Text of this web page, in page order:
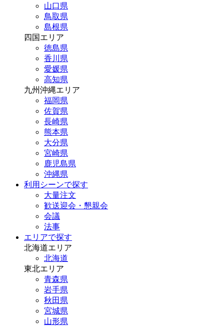
山口県
鳥取県
島根県
四国エリア
徳島県
香川県
愛媛県
高知県
九州沖縄エリア
福岡県
佐賀県
長崎県
熊本県
大分県
宮崎県
鹿児島県
沖縄県
利用シーンで探す
大量注文
歓送迎会・懇親会
会議
法事
エリアで探す
北海道エリア
北海道
東北エリア
青森県
岩手県
秋田県
宮城県
山形県